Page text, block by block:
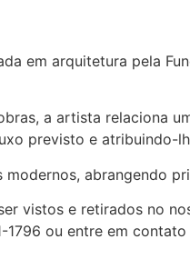
em arquitetura pela
a artista relaciona
previsto e atribuindo-
abrangendo
vistos e retirados no
ou entre em